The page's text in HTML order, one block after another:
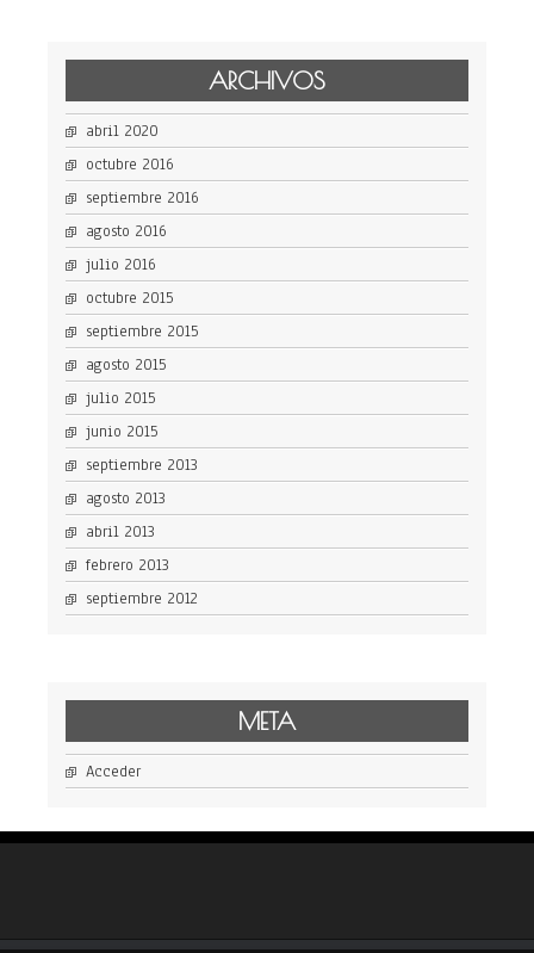
ARCHIVOS
abril 2020
octubre 2016
septiembre 2016
agosto 2016
julio 2016
octubre 2015
septiembre 2015
agosto 2015
julio 2015
junio 2015
septiembre 2013
agosto 2013
abril 2013
febrero 2013
septiembre 2012
META
Acceder